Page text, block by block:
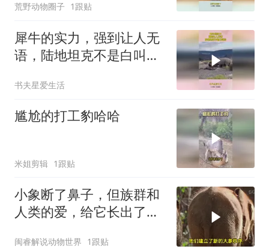
荒野动物圈子 1跟贴
犀牛的实力，强到让人无
语，陆地坦克不是白叫
书夫星爱生活
尴尬的打工豹哈哈
米姐剪辑 1跟贴
小象断了鼻子，但族群和
人类的爱，给它长出了新
闽睿解说动物世界 1跟贴